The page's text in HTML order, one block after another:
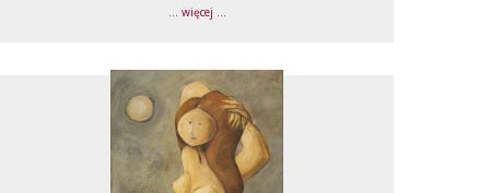
... więcej ...